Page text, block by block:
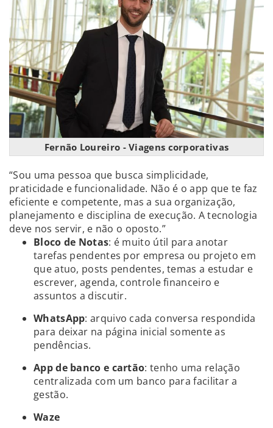
Fernão Loureiro - Viagens corporativas
“Sou uma pessoa que busca simplicidade,
praticidade e funcionalidade. Não é o app que te faz
eficiente e competente, mas a sua organização,
planejamento e disciplina de execução. A tecnologia
deve nos servir, e não o oposto.”
Bloco de Notas: é muito útil para anotar
tarefas pendentes por empresa ou projeto em
que atuo, posts pendentes, temas a estudar e
escrever, agenda, controle financeiro e
assuntos a discutir.
WhatsApp: arquivo cada conversa respondida
para deixar na página inicial somente as
pendências.
App de banco e cartão: tenho uma relação
centralizada com um banco para facilitar a
gestão.
Waze